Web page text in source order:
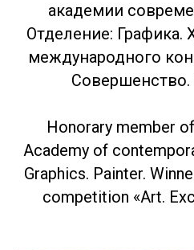
академии
Отделение: Графика.
международного
Совершенство.
Honorary member
Academy of
Graphics. Painter.
competition «Art.